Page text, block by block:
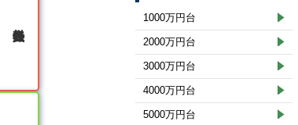
1000万円台
2000万円台
3000万円台
4000万円台
5000万円台